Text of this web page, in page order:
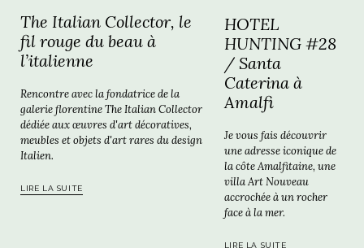
The Italian Collector, le
fil rouge du beau à
l’italienne
Rencontre avec la fondatrice de la
galerie florentine The Italian Collector
dédiée aux œuvres d'art décoratives,
meubles et objets d'art rares du design
Italien.
LIRE LA SUITE
HOTEL
HUNTING #28
/ Santa
Caterina à
Amalfi
Je vous fais découvrir
une adresse iconique de
la côte Amalfitaine, une
villa Art Nouveau
accrochée à un rocher
face à la mer.
LIRE LA SUITE